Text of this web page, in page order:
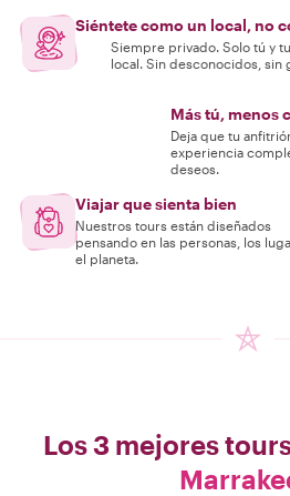
Siéntete como un local, no
Siempre privado. Solo tú y
local. Sin desconocidos, sin
Más tú, menos
Deja que tu
experiencia
deseos.
Viajar que sienta bien
Nuestros tours están diseñados
pensando en las personas, los
el planeta.
Los 3 mejores